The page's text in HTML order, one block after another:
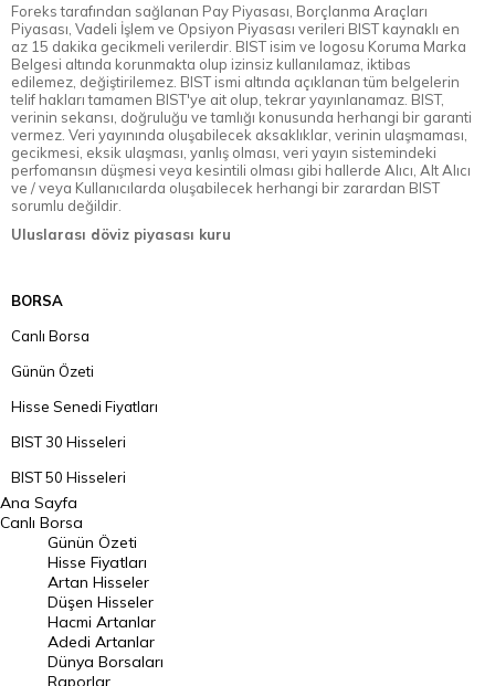
Foreks tarafından sağlanan Pay Piyasası, Borçlanma Araçları
Piyasası, Vadeli İşlem ve Opsiyon Piyasası verileri BIST kaynaklı en
az 15 dakika gecikmeli verilerdir. BIST isim ve logosu Koruma Marka
Belgesi altında korunmakta olup izinsiz kullanılamaz, iktibas
edilemez, değiştirilemez. BIST ismi altında açıklanan tüm belgelerin
telif hakları tamamen BIST'ye ait olup, tekrar yayınlanamaz. BIST,
verinin sekansı, doğruluğu ve tamlığı konusunda herhangi bir garanti
vermez. Veri yayınında oluşabilecek aksaklıklar, verinin ulaşmaması,
gecikmesi, eksik ulaşması, yanlış olması, veri yayın sistemindeki
perfomansın düşmesi veya kesintili olması gibi hallerde Alıcı, Alt Alıcı
ve / veya Kullanıcılarda oluşabilecek herhangi bir zarardan BIST
sorumlu değildir.
Uluslarası döviz piyasası kuru
BORSA
Canlı Borsa
Günün Özeti
Hisse Senedi Fiyatları
BIST 30 Hisseleri
BIST 50 Hisseleri
BIST 100 Hisseleri
En Çok Artan Hisseler
En Çok Düşen Hisseler
Hacmi Artanlar
Geçmiş Kapanışlar
Ana Sayfa
Canlı Borsa
Günün Özeti
Hisse Fiyatları
Artan Hisseler
Düşen Hisseler
Hacmi Artanlar
Adedi Artanlar
Dünya Borsaları
Raporlar